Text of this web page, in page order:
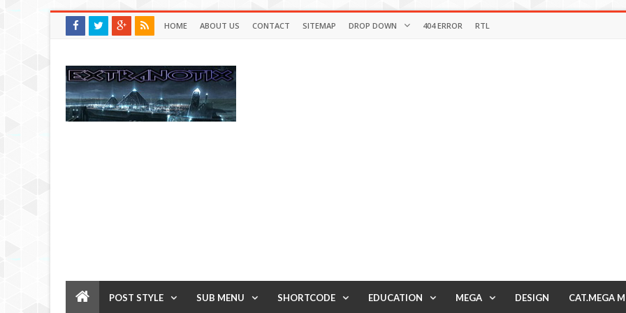
HOME ABOUT US CONTACT SITEMAP DROP DOWN 404 ERROR RTL
POST STYLE SUB MENU SHORTCODE EDUCATION MEGA DESIGN CAT.MEGA